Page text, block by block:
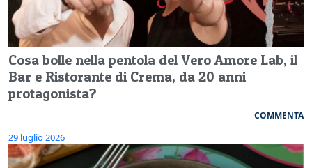
Cosa bolle nella pentola del Vero Amore Lab, il
Bar e Ristorante di Crema, da 20 anni
protagonista?
COMMENTA
29 luglio 2026